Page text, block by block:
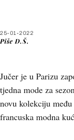
25-01-2022
Piše D.Š.
Jučer je u Parizu
tjedna mode za
novu kolekciju
francuska modna